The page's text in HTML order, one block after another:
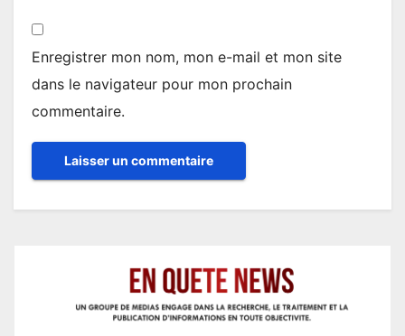
Enregistrer mon nom, mon e-mail et mon site
dans le navigateur pour mon prochain
commentaire.